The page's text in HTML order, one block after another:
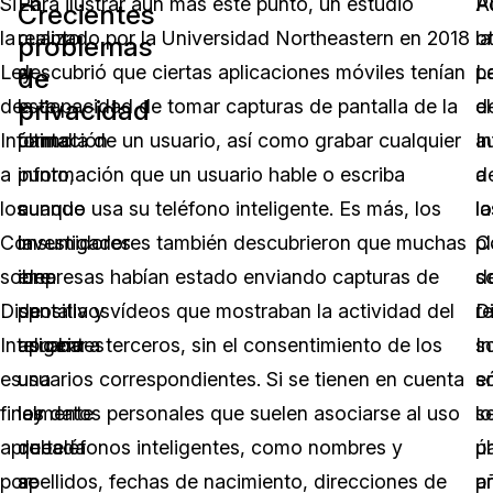
la
Ley
de
Información
a
los
Consumidores
sobre
Dispositivos
Inteligentes
es
finalmente
aprobada
por
cuanto
a
este
último
punto,
aunque
la
idea
de
aprobar
una
ley
que
se
Crecientes
problemas
de
privacidad
realizado por la Universidad Northeastern en 2018
descubrió que ciertas aplicaciones móviles tenían
la capacidad de tomar capturas de pantalla de la
pantalla de un usuario, así como grabar cualquier
información que un usuario hable o escriba
cuando usa su teléfono inteligente. Es más, los
investigadores también descubrieron que muchas
empresas habían estado enviando capturas de
pantalla y vídeos que mostraban la actividad del
usuario a terceros, sin el consentimiento de los
usuarios correspondientes. Si se tienen en cuenta
los datos personales que suelen asociarse al uso
de teléfonos inteligentes, como nombres y
apellidos, fechas de nacimiento, direcciones de
el
la
a